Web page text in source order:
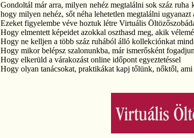
Gondoltál már arra, milyen nehéz megtalálni sok száz
hogy milyen nehéz, sőt néha lehetetlen megtalálni ugyanazt
Ezeket figyelembe véve hoztuk létre Virtuális
Hogy elmentett képeidet azokkal oszthasd meg, akik
Hogy ne kelljen a több száz ruhából álló kollekciónkat
Hogy mikor belépsz szalonunkba, már ismerősként
Hogy elkerüld a várakozást online időpont egyeztetéssel
Hogy olyan tanácsokat, praktikákat kapj tőlünk, nőktől, ami